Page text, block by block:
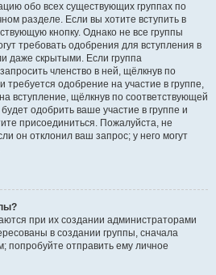
обо всех существующих группах по
разделе. Если вы хотите вступить в
кнопку. Однако не все группы
требовать одобрения для вступления в
даже скрытыми. Если группа
членство в ней, щёлкнув по
требуется одобрение на участие в группе,
вступление, щёлкнув по соответствующей
одобрить ваше участие в группе и
присоединиться. Пожалуйста, не
он отклонил ваш запрос; у него могут
при их создании администраторами
в создании группы, сначала
попробуйте отправить ему личное